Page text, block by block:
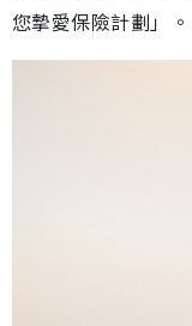
您摯愛保險計劃」。